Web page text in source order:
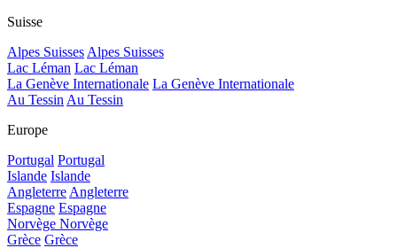
Suisse
Alpes Suisses Alpes Suisses
Lac Léman Lac Léman
La Genève Internationale La Genève Internationale
Au Tessin Au Tessin
Europe
Portugal Portugal
Islande Islande
Angleterre Angleterre
Espagne Espagne
Norvège Norvège
Grèce Grèce